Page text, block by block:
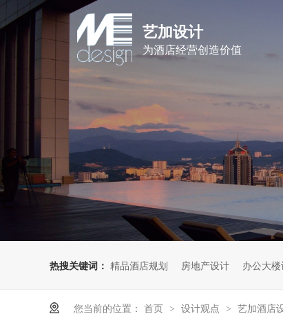
艺加设计
为酒店经营创造价值
热搜关键词： 精品酒店规划 房地产设计 办公大
您当前的位置： 首页 > 设计观点 > 艺加酒店